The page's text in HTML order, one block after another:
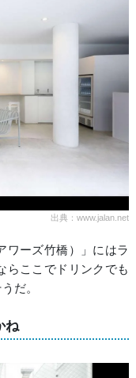
出典：www.jalan.net
ワーズ竹橋）」にはラ
らここでドリンクでも
だ。
ね